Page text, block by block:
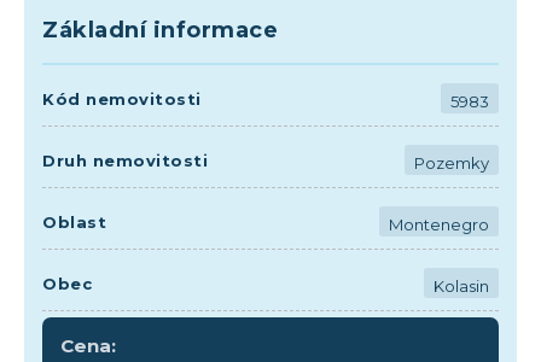
Základní informace
Kód nemovitosti 5983
Druh nemovitosti Pozemky
Oblast Montenegro
Obec Kolasin
Cena: